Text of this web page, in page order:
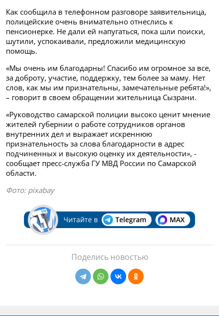
Как сообщила в телефонном разговоре заявительница,
полицейские очень внимательно отнеслись к
пенсионерке. Не дали ей напугаться, пока шли поиски,
шутили, успокаивали, предложили медицинскую
помощь.
«Мы очень им благодарны! Спасибо им огромное за все,
за доброту, участие, поддержку, тем более за маму. Нет
слов, как мы им признательны, замечательные ребята!»,
– говорит в своем обращении жительница Сызрани.
«Руководство самарской полиции высоко ценит мнение
жителей губернии о работе сотрудников органов
внутренних дел и выражает искреннюю
признательность за слова благодарности в адрес
подчиненных и высокую оценку их деятельности», -
сообщает пресс-служба ГУ МВД России по Самарской
области.
Фото: pixabay
Читайте в Telegram MAX
Поделись новостью